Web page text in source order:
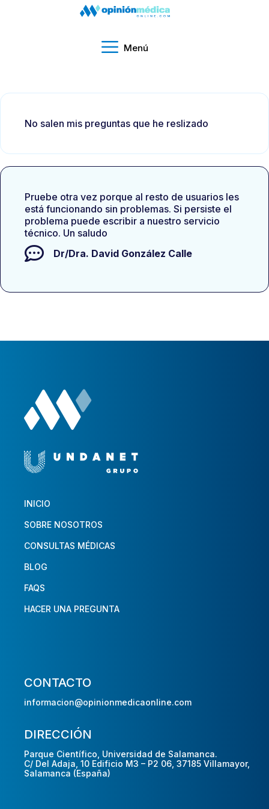
Menú
No salen mis preguntas que he reslizado
Pruebe otra vez porque al resto de usuarios les
está funcionando sin problemas. Si persiste el
problema puede escribir a nuestro servicio
técnico. Un saludo
Dr/Dra. David González Calle
INICIO
SOBRE NOSOTROS
CONSULTAS MÉDICAS
BLOG
FAQS
HACER UNA PREGUNTA
CONTACTO
informacion@opinionmedicaonline.com
DIRECCIÓN
Parque Científico, Universidad de Salamanca.
C/ Del Adaja, 10 Edificio M3 – P2 06, 37185 Villamayor,
Salamanca (España)